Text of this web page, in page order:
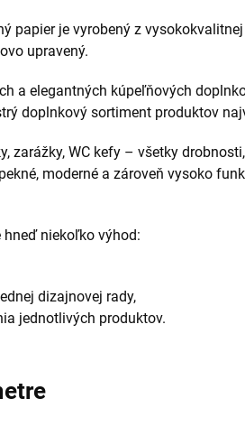
papier je vyrobený z
upravený.
a elegantných kúpeľňových
doplnkový sortiment produktov
zarážky, WC kefy – všetky
moderné a zároveň vysoko
hneď niekoľko výhod:
dizajnovej rady,
jednotlivých produktov.